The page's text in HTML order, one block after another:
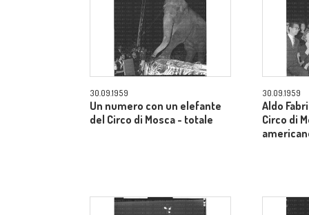
30.09.1959
Un numero con un elefante
del Circo di Mosca - totale
30.09.1959
Aldo
Circo di